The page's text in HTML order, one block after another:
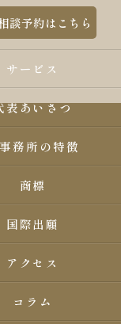
談予約はこちら
サービス
表あいさつ
務所の特徴
商標
国際出願
アクセス
コラム